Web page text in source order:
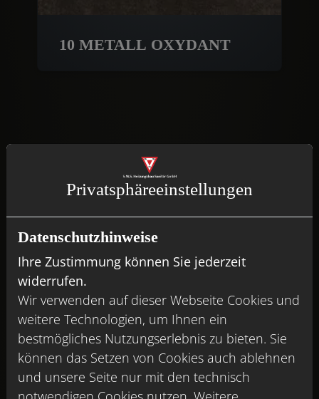
10 METALL OXYDANT
Privatsphäre­einstellungen
Datenschutzhinweise
Ihre Zustimmung können Sie jederzeit
widerrufen.
Wir verwenden auf dieser Webseite Cookies und
weitere Technologien, um Ihnen ein
bestmögliches Nutzungserlebnis zu bieten. Sie
können das Setzen von Cookies auch ablehnen
und unsere Seite nur mit den technisch